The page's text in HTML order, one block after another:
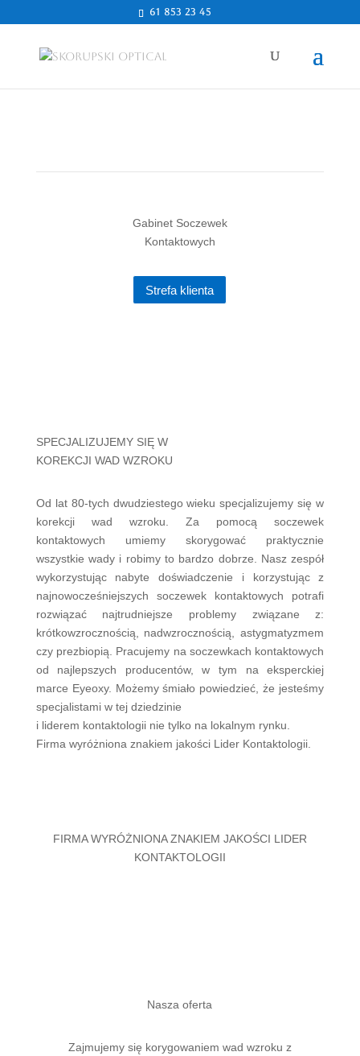
61 853 23 45
Gabinet Soczewek
Kontaktowych
Strefa klienta
SPECJALIZUJEMY SIĘ W
KOREKCJI WAD WZROKU
Od lat 80-tych dwudziestego wieku specjalizujemy się w
korekcji wad wzroku. Za pomocą soczewek
kontaktowych umiemy skorygować praktycznie
wszystkie wady i robimy to bardzo dobrze. Nasz zespół
wykorzystując nabyte doświadczenie i korzystując z
najnowocześniejszych soczewek kontaktowych potrafi
rozwiązać najtrudniejsze problemy związane z:
krótkowzrocznością, nadwzrocznością, astygmatyzmem
czy prezbiopią. Pracujemy na soczewkach kontaktowych
od najlepszych producentów, w tym na eksperckiej
marce Eyeoxy. Możemy śmiało powiedzieć, że jesteśmy
specjalistami w tej dziedzinie
i liderem kontaktologii nie tylko na lokalnym rynku.
Firma wyróżniona znakiem jakości Lider Kontaktologii.
FIRMA WYRÓŻNIONA ZNAKIEM JAKOŚCI LIDER
KONTAKTOLOGII
Nasza oferta
Zajmujemy się korygowaniem wad wzroku z